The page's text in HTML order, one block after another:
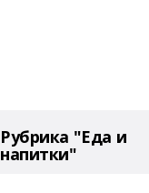
Рубрика "Еда и
напитки"